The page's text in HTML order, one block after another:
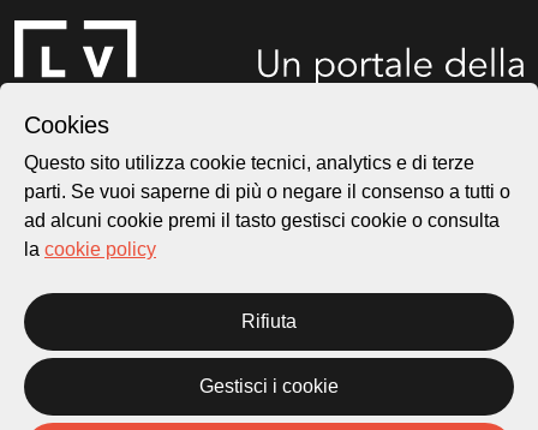
Città di Lugano
Cultura
Piazza Carlo Cattaneo 1
Archivio Lugano © 2026
Cookies
Questo sito utilizza cookie tecnici, analytics e di terze
parti. Se vuoi saperne di più o negare il consenso a tutti o
ad alcuni cookie premi il tasto gestisci cookie o consulta
la cookie policy
Rifiuta
Gestisci i cookie